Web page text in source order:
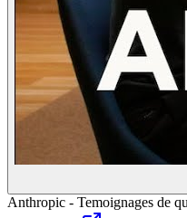
Anthropic - Temoignages de